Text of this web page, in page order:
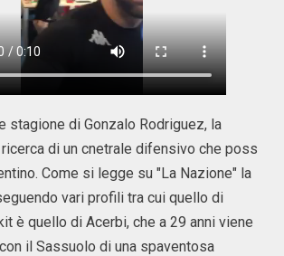
stagione di Gonzalo Rodriguez, la
di un cnetrale difensivo che poss
Come si legge su "La Nazione" la
vari profili tra cui quello di
è quello di Acerbi, che a 29 anni viene
il Sassuolo di una spaventosa